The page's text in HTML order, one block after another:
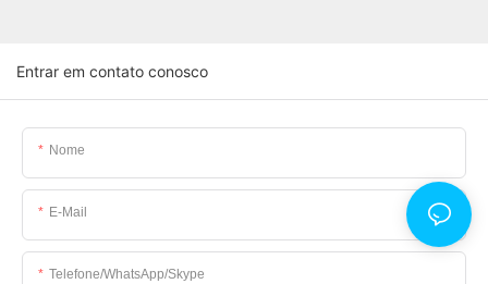
Entrar em contato conosco
Nome
E-Mail
Telefone/WhatsApp/Skype